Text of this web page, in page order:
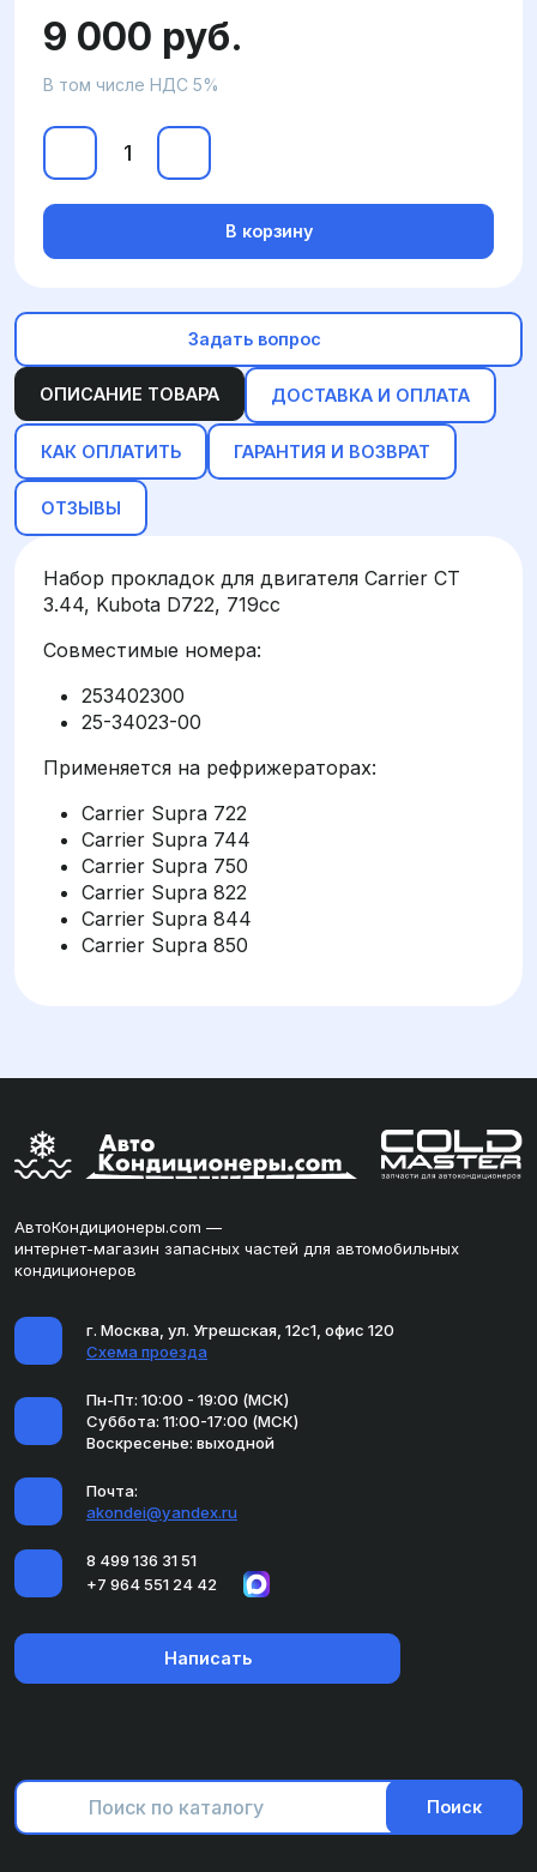
ОПИСАНИЕ ТОВАРА ДОСТАВКА И ОПЛАТА
КАК ОПЛАТИТЬ ГАРАНТИЯ И ВОЗВРАТ
ОТЗЫВЫ
Набор прокладок для двигателя Carrier CT
3.44, Kubota D722, 719cc
Совместимые номера:
253402300
25-34023-00
Применяется на рефрижераторах:
Carrier Supra 722
Carrier Supra 744
Carrier Supra 750
Carrier Supra 822
Carrier Supra 844
Carrier Supra 850
9 000 руб.
В том числе НДС 5%
В корзину
Задать вопрос
АвтоКондиционеры.com —
интернет-магазин запасных частей для автомобильных
кондиционеров
г. Москва, ул. Угрешская, 12с1, офис 120
Схема проезда
Пн-Пт: 10:00 - 19:00 (МСК)
Суббота: 11:00-17:00 (МСК)
Воскресенье: выходной
Почта:
akondei@yandex.ru
8 499 136 31 51
+7 964 551 24 42
Написать
Поиск